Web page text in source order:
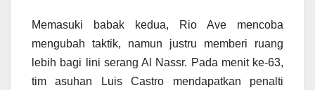
Memasuki babak kedua, Rio Ave mencoba
mengubah taktik, namun justru memberi ruang
lebih bagi lini serang Al Nassr. Pada menit ke-63,
tim asuhan Luis Castro mendapatkan penalti